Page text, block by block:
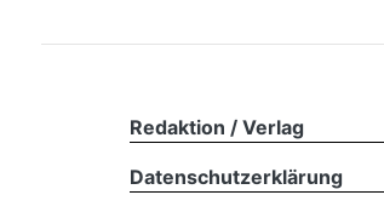
Redaktion / Verlag
Datenschutzerklärung